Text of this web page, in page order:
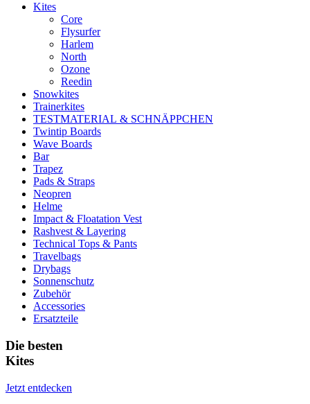
Kites
Core
Flysurfer
Harlem
North
Ozone
Reedin
Snowkites
Trainerkites
TESTMATERIAL & SCHNÄPPCHEN
Twintip Boards
Wave Boards
Bar
Trapez
Pads & Straps
Neopren
Helme
Impact & Floatation Vest
Rashvest & Layering
Technical Tops & Pants
Travelbags
Drybags
Sonnenschutz
Zubehör
Accessories
Ersatzteile
Die besten
Kites
Jetzt entdecken